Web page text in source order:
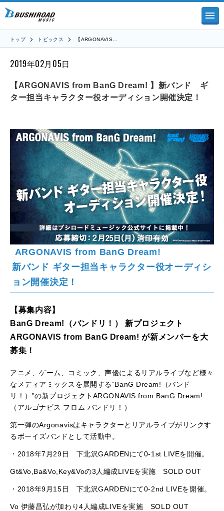
トップ トピックス 【ARGONAVIS…
2019年02月05日
【ARGONAVIS from BanG Dream! 】新バンド ギ
ター担当キャラクター役オーディション開催決定！
ARGONAVIS from BanG Dream!
新バンド ギター担当キャラクター役オーディシ
ョン開催決定！
【募集内容】
BanG Dream!（バンドリ！） 新プロジェクト
ARGONAVIS from BanG Dream! が新メンバーを大
募集！
アニメ、ゲーム、コミック、声優によるリアルライブなど様々
なメディアミックスを展開する“BanG Dream!（バンド
リ！）”の新プロジェクトARGONAVIS from BanG Dream!
（アルゴナビス フロム バンドリ！）
第一弾のArgonavisはキャラクターとリアルライブがリンクす
るボーイズバンドとして活動中。
・2018年7月29日 下北沢GARDENにて0-1st LIVEを開催。
Gt&Vo,Ba&Vo,Key&Voの3人編成LIVEを実施 SOLD OUT
・2018年9月15日 下北沢GARDENにて0-2nd LIVEを開催。
Vo 伊藤昌弘が加わり4人編成LIVEを実施 SOLD OUT